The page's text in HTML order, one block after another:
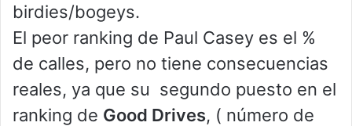
birdies/bogeys.
El peor ranking de Paul Casey es el %
de calles, pero no tiene consecuencias
reales, ya que su segundo puesto en el
ranking de Good Drives, ( número de